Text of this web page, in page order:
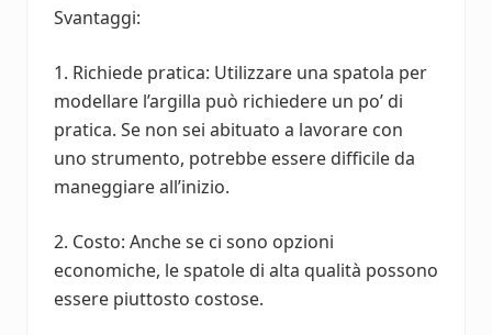
Svantaggi:
1. Richiede pratica: Utilizzare una spatola per
modellare l’argilla può richiedere un po’ di
pratica. Se non sei abituato a lavorare con
uno strumento, potrebbe essere difficile da
maneggiare all’inizio.
2. Costo: Anche se ci sono opzioni
economiche, le spatole di alta qualità possono
essere piuttosto costose.